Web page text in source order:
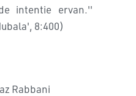
intentie ervan.''
8:400)
Rabbani